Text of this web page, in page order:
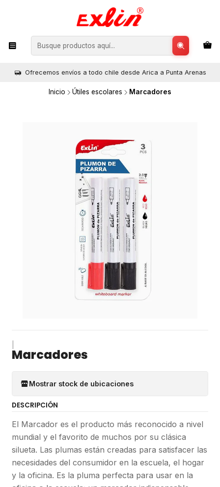
Ofrecemos envíos a todo chile desde Arica a Punta Arenas
Inicio Útiles escolares Marcadores
Marcadores
Mostrar stock de ubicaciones
DESCRIPCIÓN
El Marcador es el producto más reconocido a nivel
mundial y el favorito de muchos por su clásica
silueta. Las plumas están creadas para satisfacer las
necesidades del consumidor en la escuela, el hogar
y la oficina. Es la pluma perfecta para usar en la